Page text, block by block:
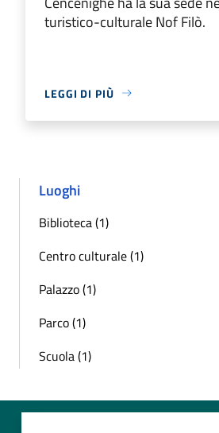
turistico-culturale Nof Filò.
LEGGI DI PIÙ
Luoghi
Biblioteca (1)
Centro culturale (1)
Palazzo (1)
Parco (1)
Scuola (1)